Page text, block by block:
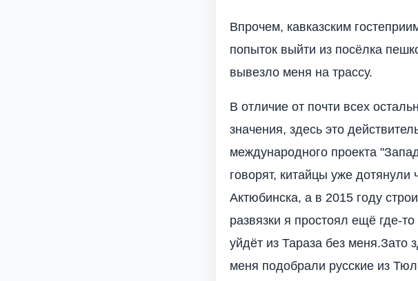
Впрочем, кавказским
попыток выйти из посёлка
вывезло меня на трассу.
В отличие от почти всех
значения, здесь это
международного проекта
говорят, китайцы уже
Актюбинска, а в 2015 году
развязки я простоял ещё где-
уйдёт из Тараза без меня.Зато
меня подобрали русские из